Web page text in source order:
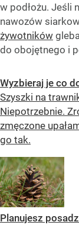
w podłożu. Jeśli
nawozów
żywotników
do obojętnego i
Wyzbieraj je co
Szyszki na
Niepotrzebnie.
zmęczone
go tak.
Planujesz